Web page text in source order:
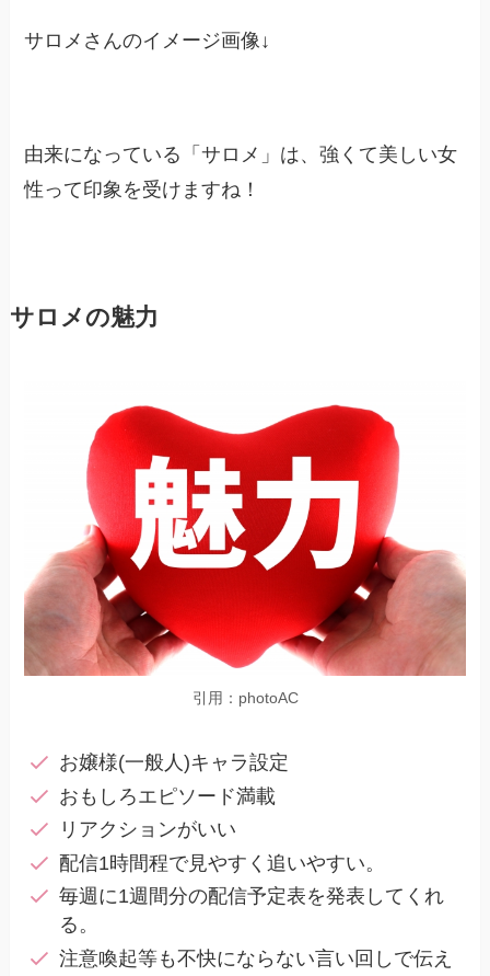
サロメさんのイメージ画像↓
由来になっている「サロメ」は、強くて美しい女
性って印象を受けますね！
サロメの魅力
引用：photoAC
お嬢様(一般人)キャラ設定
おもしろエピソード満載
リアクションがいい
配信1時間程で見やすく追いやすい。
毎週に1週間分の配信予定表を発表してくれ
る。
注意喚起等も不快にならない言い回しで伝え